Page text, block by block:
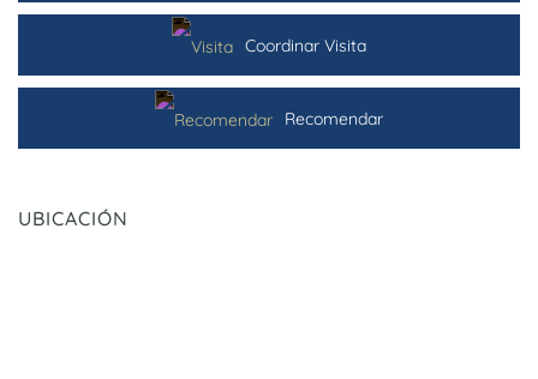
Coordinar Visita
Recomendar
UBICACIÓN